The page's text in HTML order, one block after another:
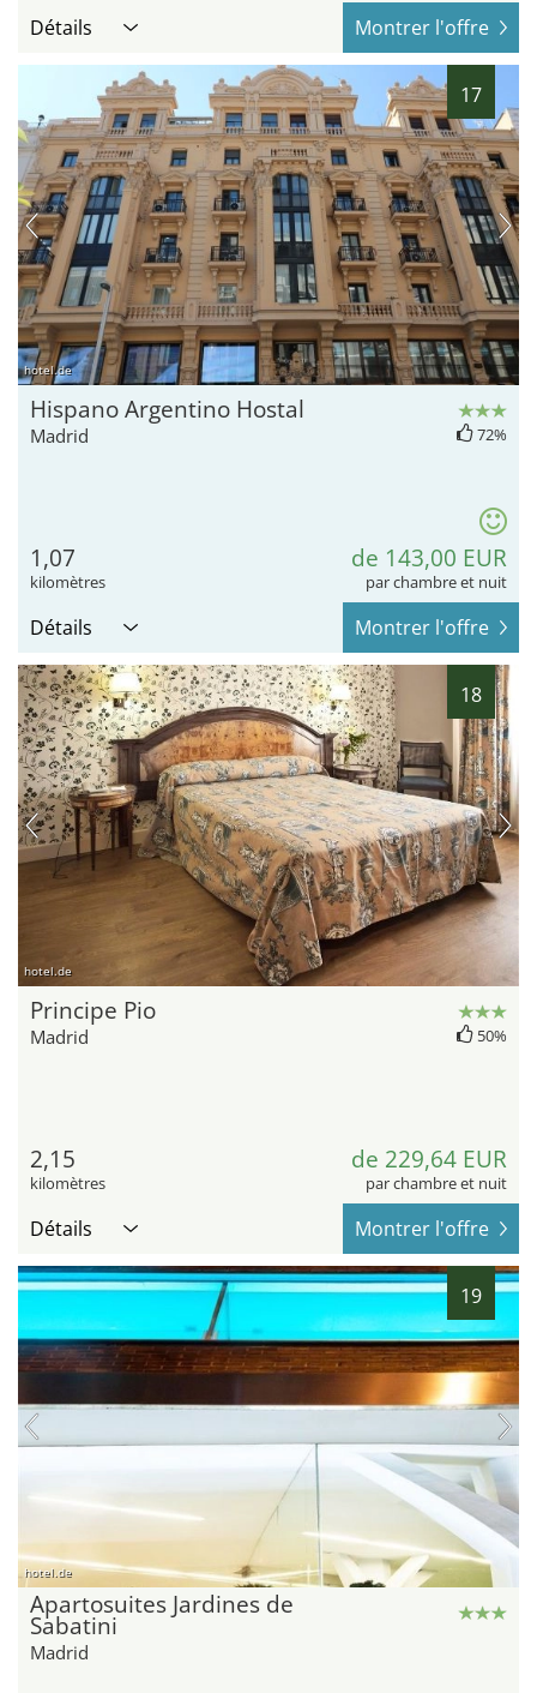
Détails Montrer l'offre
17
hotel.de
Hispano Argentino Hostal
Madrid 72%
1,07
kilomètres
de 143,00 EUR
par chambre et nuit
Détails Montrer l'offre
18
hotel.de
Principe Pio
Madrid 50%
2,15
kilomètres
de 229,64 EUR
par chambre et nuit
Détails Montrer l'offre
19
hotel.de
Apartosuites Jardines de
Sabatini
Madrid